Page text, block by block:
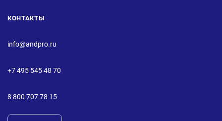
КОНТАКТЫ
info@andpro.ru
+7 495 545 48 70
8 800 707 78 15